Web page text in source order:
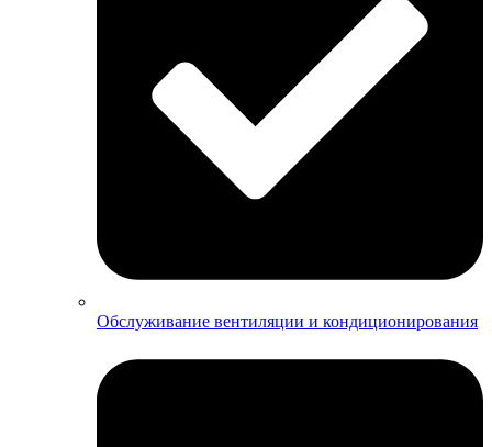
Обслуживание вентиляции и кондиционирования